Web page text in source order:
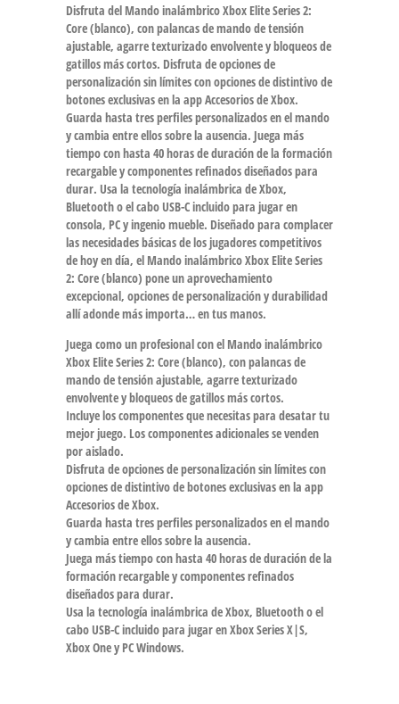
Disfruta del Mando inalámbrico Xbox Elite Series 2:
Core (blanco), con palancas de mando de tensión
ajustable, agarre texturizado envolvente y bloqueos de
gatillos más cortos. Disfruta de opciones de
personalización sin límites con opciones de distintivo de
botones exclusivas en la app Accesorios de Xbox.
Guarda hasta tres perfiles personalizados en el mando
y cambia entre ellos sobre la ausencia. Juega más
tiempo con hasta 40 horas de duración de la formación
recargable y componentes refinados diseñados para
durar. Usa la tecnología inalámbrica de Xbox,
Bluetooth o el cabo USB-C incluido para jugar en
consola, PC y ingenio mueble. Diseñado para complacer
las necesidades básicas de los jugadores competitivos
de hoy en día, el Mando inalámbrico Xbox Elite Series
2: Core (blanco) pone un aprovechamiento
excepcional, opciones de personalización y durabilidad
allí adonde más importa… en tus manos.
Juega como un profesional con el Mando inalámbrico
Xbox Elite Series 2: Core (blanco), con palancas de
mando de tensión ajustable, agarre texturizado
envolvente y bloqueos de gatillos más cortos.
Incluye los componentes que necesitas para desatar tu
mejor juego. Los componentes adicionales se venden
por aislado.
Disfruta de opciones de personalización sin límites con
opciones de distintivo de botones exclusivas en la app
Accesorios de Xbox.
Guarda hasta tres perfiles personalizados en el mando
y cambia entre ellos sobre la ausencia.
Juega más tiempo con hasta 40 horas de duración de la
formación recargable y componentes refinados
diseñados para durar.
Usa la tecnología inalámbrica de Xbox, Bluetooth o el
cabo USB-C incluido para jugar en Xbox Series X|S,
Xbox One y PC Windows.